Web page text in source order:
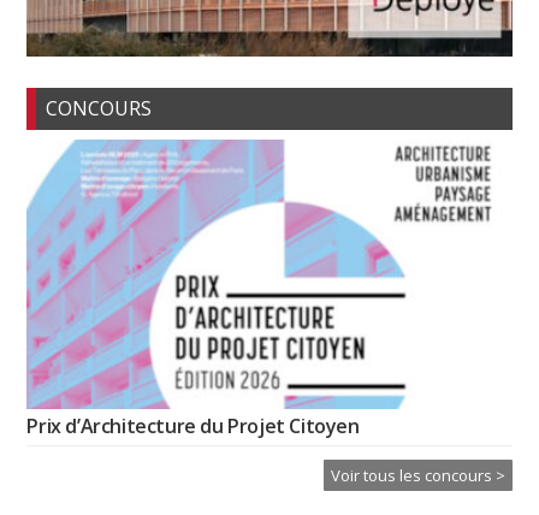
CONCOURS
Prix d’Architecture du Projet Citoyen
Voir tous les concours >